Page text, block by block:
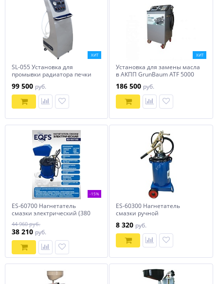
ХИТ
SL-055 Установка для
промывки радиатора печки
охлаждения автомобиля
99 500 руб.
ХИТ
Установка для замены масла
в АКПП GrunBaum ATF 5000
186 500 руб.
-15%
ES-60700 Нагнетатель
смазки электрический (380
V)
44 960 руб.
38 210 руб.
ES-60300 Нагнетатель
смазки ручной
8 320 руб.